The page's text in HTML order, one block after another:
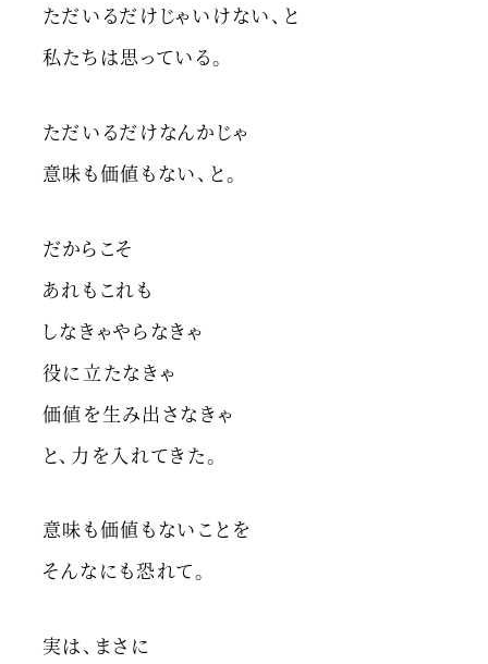
ただいるだけじゃいけない、と
私たちは思っている。
ただいるだけなんかじゃ
意味も価値もない、と。
だからこそ
あれもこれも
しなきゃやらなきゃ
役に立たなきゃ
価値を生み出さなきゃ
と、力を入れてきた。
意味も価値もないことを
そんなにも恐れて。
実は、まさに